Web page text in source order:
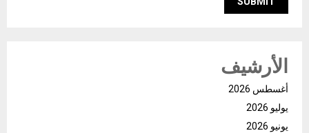
الأرشيف
أغسطس 2026
يوليو 2026
يونيو 2026